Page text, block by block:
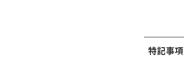
特記事項